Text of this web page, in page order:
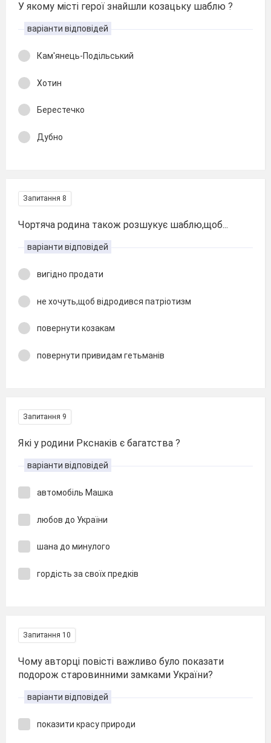
У якому місті герої знайшли козацьку шаблю ?
варіанти відповідей
Кам'янець-Подільський
Хотин
Берестечко
Дубно
Запитання 8
Чортяча родина також розшукує шаблю,щоб...
варіанти відповідей
вигідно продати
не хочуть,щоб відродився патріотизм
повернути козакам
повернути привидам гетьманів
Запитання 9
Які у родини Ркснаків є багатства ?
варіанти відповідей
автомобіль Машка
любов до України
шана до минулого
гордість за своїх предків
Запитання 10
Чому авторці повісті важливо було показати
подорож старовинними замками України?
варіанти відповідей
показити красу природи